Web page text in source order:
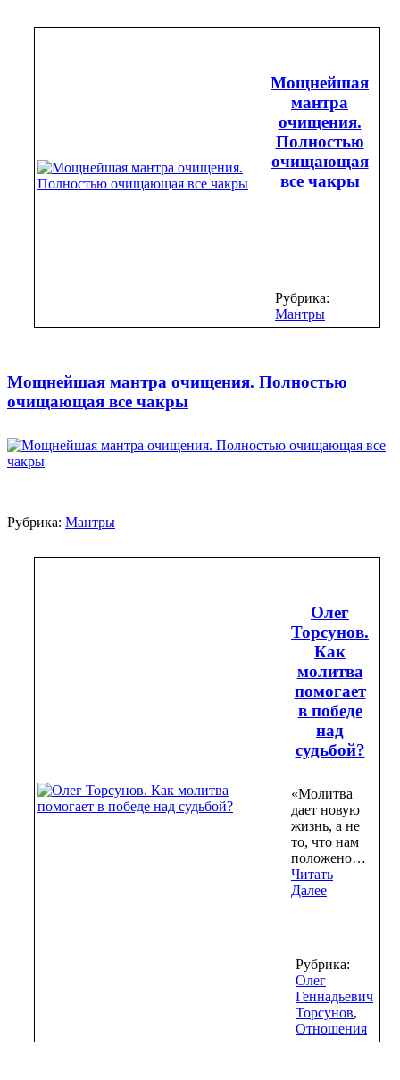
Мощнейшая
мантра
очищения.
Полностью
очищающая
все чакры
Рубрика:
Мантры
Мощнейшая мантра очищения. Полностью
очищающая все чакры
Рубрика: Мантры
Олег
Торсунов.
Как
молитва
помогает
в победе
над
судьбой?
«Молитва
дает новую
жизнь, а не
то, что нам
положено…
Читать
Далее
Рубрика:
Олег
Геннадьевич
Торсунов,
Отношения